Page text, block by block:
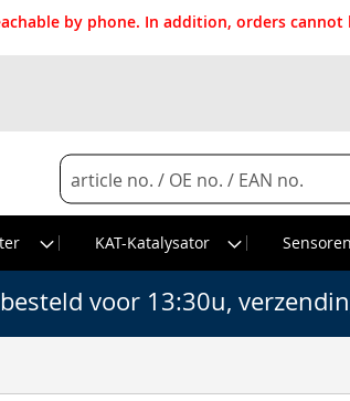
by phone. In addition, orders
Search
KAT-Katalysator Sensoren
voor 13:30u,